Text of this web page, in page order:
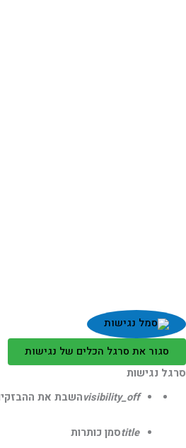
סגור את סרגל הכלים של נגישות
נגישות
visibility_offהשבת את ההבזקים
titleסמן כותרות